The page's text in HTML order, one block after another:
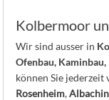
Kolbermoor
Wir sind ausser in
Ofenbau,
können Sie
Rosenheim,